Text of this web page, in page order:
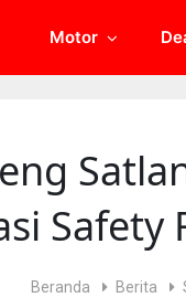
Motor
Beranda Berita